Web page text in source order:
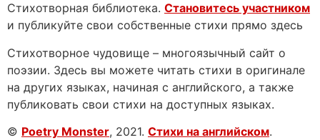
Стихотворная библиотека. Становитесь участником
и публикуйте свои собственные стихи прямо здесь
Стихотворное чудовище – многоязычный сайт о
поэзии. Здесь вы можете читать стихи в оригинале
на других языках, начиная с английского, а также
публиковать свои стихи на доступных языках.
© Poetry Monster, 2021. Стихи на английском.